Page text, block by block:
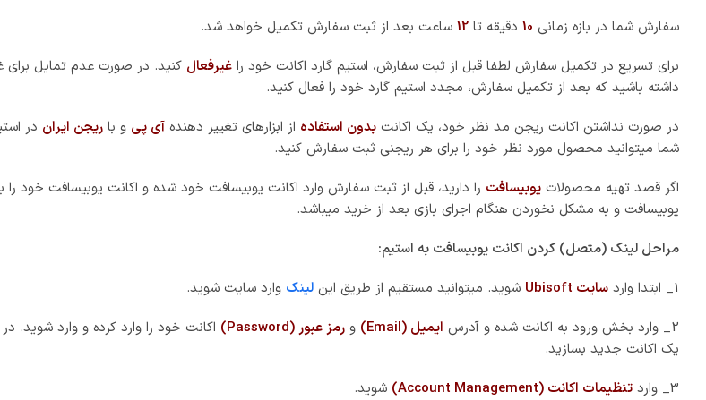
سفارش شما در بازه زمانی 10 دقیقه تا 12 ساعت بعد از ثبت سفارش تکمیل خواهد شد.
برای تسریع در تکمیل سفارش لطفا قبل از ثبت سفارش، استیم گارد اکانت خود را غیرفعال کنید. در صورت عدم تمایل برای
داشته باشید که بعد از تکمیل سفارش، مجدد استیم گارد خود را فعال کنید.
در صورت نداشتن اکانت ریجن مد نظر خود، یک اکانت بدون استفاده از ابزارهای تغییر دهنده آی پی و با ریجن ایران در
شما میتوانید محصول مورد نظر خود را برای هر ریجنی ثبت سفارش کنید.
اگر قصد تهیه محصولات یوبیسافت را دارید، قبل از ثبت سفارش وارد اکانت یوبیسافت خود شده و اکانت یوبیسافت خود
یوبیسافت و به مشکل نخوردن هنگام اجرای بازی بعد از خرید میباشد.
مراحل لینک (متصل) کردن اکانت یوبیسافت به استیم:
1_ ابتدا وارد
سایت Ubisoft شوید. میتوانید مستقیم از طریق این لینک وارد سایت شوید.
2_ وارد بخش ورود به اکانت شده و آدرس
ایمیل (Email) و رمز عبور (Password) اکانت خود را وارد کرده و وارد شوید.
یک اکانت جدید بسازید.
3_ وارد
تنظیمات اکانت (Account Management)
شوید.